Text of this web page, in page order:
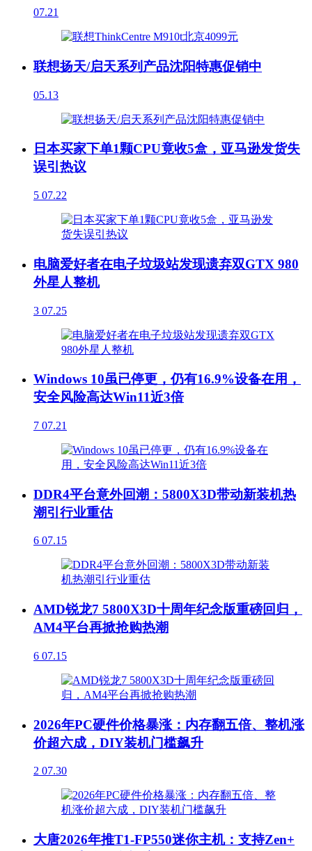
07.21
联想扬天/启天系列产品沈阳特惠促销中
05.13
日本买家下单1颗CPU竟收5盒，亚马逊发货失
误引热议
5 07.22
电脑爱好者在电子垃圾站发现遗弃双GTX 980
外星人整机
3 07.25
Windows 10虽已停更，仍有16.9%设备在用，
安全风险高达Win11近3倍
7 07.21
DDR4平台意外回潮：5800X3D带动新装机热
潮引行业重估
6 07.15
AMD锐龙7 5800X3D十周年纪念版重磅回归，
AM4平台再掀抢购热潮
6 07.15
2026年PC硬件价格暴涨：内存翻五倍、整机涨
价超六成，DIY装机门槛飙升
2 07.30
大唐2026年推T1-FP550迷你主机：支持Zen+